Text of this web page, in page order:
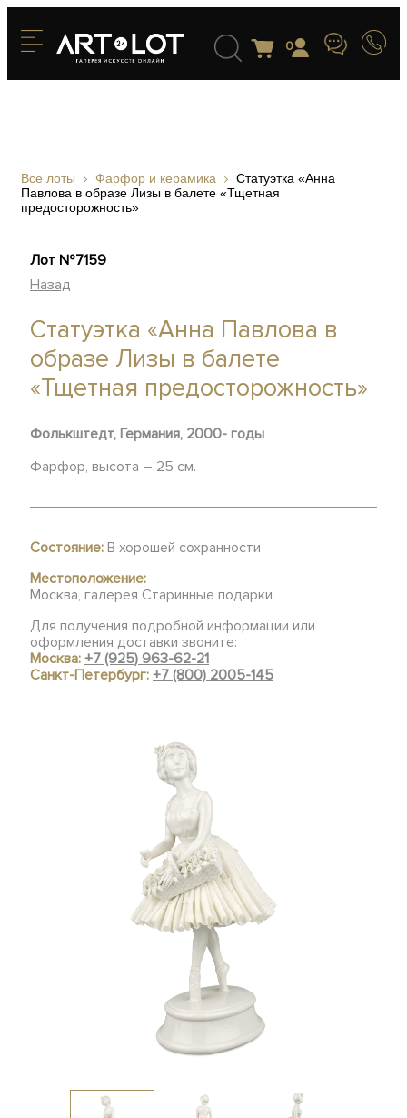
0
Все лоты Фарфор и керамика
Статуэтка «Анна
Павлова в образе Лизы в балете «Тщетная
предосторожность»
Лот №7159
Назад
Статуэтка «Анна Павлова в
образе Лизы в балете
«Тщетная предосторожность»
Фолькштедт, Германия, 2000- годы
Фарфор, высота – 25 см.
Состояние: В хорошей сохранности
Местоположение:
Москва, галерея Старинные подарки
Для получения подробной информации или
оформления доставки звоните:
Москва:+7 (925) 963-62-21
Санкт-Петербург:+7 (800) 2005-145